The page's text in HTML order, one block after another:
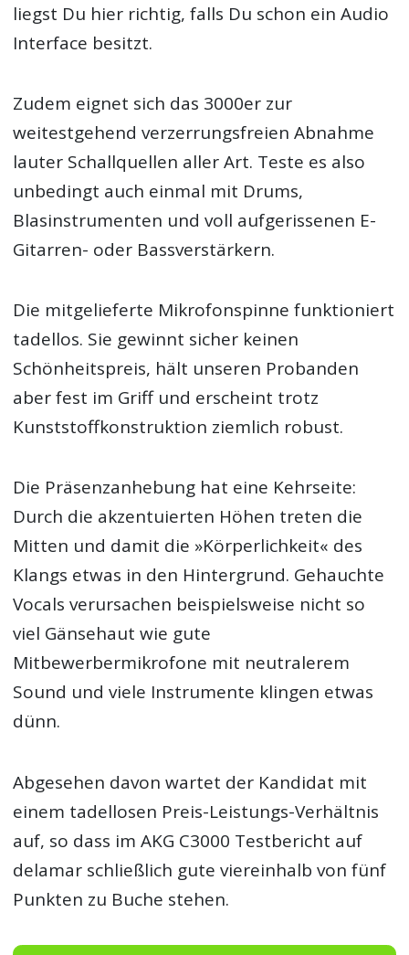
liegst Du hier richtig, falls Du schon ein Audio
Interface besitzt.
Zudem eignet sich das 3000er zur
weitestgehend verzerrungsfreien Abnahme
lauter Schallquellen aller Art. Teste es also
unbedingt auch einmal mit Drums,
Blasinstrumenten und voll aufgerissenen E-
Gitarren- oder Bassverstärkern.
Die mitgelieferte Mikrofonspinne funktioniert
tadellos. Sie gewinnt sicher keinen
Schönheitspreis, hält unseren Probanden
aber fest im Griff und erscheint trotz
Kunststoffkonstruktion ziemlich robust.
Die Präsenzanhebung hat eine Kehrseite:
Durch die akzentuierten Höhen treten die
Mitten und damit die »Körperlichkeit« des
Klangs etwas in den Hintergrund. Gehauchte
Vocals verursachen beispielsweise nicht so
viel Gänsehaut wie gute
Mitbewerbermikrofone mit neutralerem
Sound und viele Instrumente klingen etwas
dünn.
Abgesehen davon wartet der Kandidat mit
einem tadellosen Preis-Leistungs-Verhältnis
auf, so dass im AKG C3000 Testbericht auf
delamar schließlich gute viereinhalb von fünf
Punkten zu Buche stehen.